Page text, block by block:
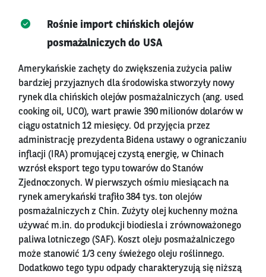
Rośnie import chińskich olejów
posmażalniczych do USA
Amerykańskie zachęty do zwiększenia zużycia paliw
bardziej przyjaznych dla środowiska stworzyły nowy
rynek dla chińskich olejów posmażalniczych (ang. used
cooking oil, UCO), wart prawie 390 milionów dolarów w
ciągu ostatnich 12 miesięcy. Od przyjęcia przez
administrację prezydenta Bidena ustawy o ograniczaniu
inflacji (IRA) promującej czystą energię, w Chinach
wzrósł eksport tego typu towarów do Stanów
Zjednoczonych. W pierwszych ośmiu miesiącach na
rynek amerykański trafiło 384 tys. ton olejów
posmażalniczych z Chin. Zużyty olej kuchenny można
używać m.in. do produkcji biodiesla i zrównoważonego
paliwa lotniczego (SAF). Koszt oleju posmażalniczego
może stanowić 1/3 ceny świeżego oleju roślinnego.
Dodatkowo tego typu odpady charakteryzują się niższą